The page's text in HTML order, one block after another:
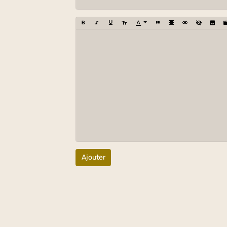
Ajouter